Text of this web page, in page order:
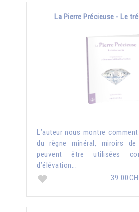
La Pierre Précieuse - Le
L’auteur nous montre
du règne minéral, miroirs
peuvent être utilisées
d’élévation...